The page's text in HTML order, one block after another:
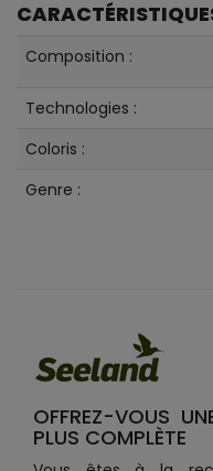
Composition :
Technologies :
Coloris :
Genre :
OFFREZ-VOUS
PLUS COMPLÈTE